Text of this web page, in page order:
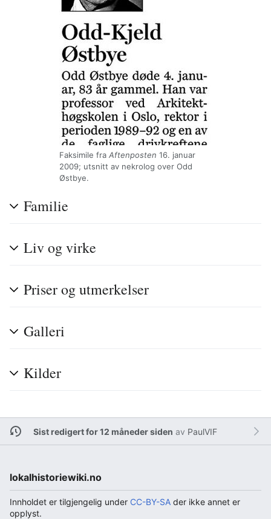
Faksimile fra Aftenposten 16. januar
2009; utsnitt av nekrolog over Odd
Østbye.
Familie
Liv og virke
Priser og utmerkelser
Galleri
Kilder
Sist redigert for 12 måneder siden av PaulVIF
lokalhistoriewiki.no
Innholdet er tilgjengelig under CC-BY-SA der ikke annet er
opplyst.